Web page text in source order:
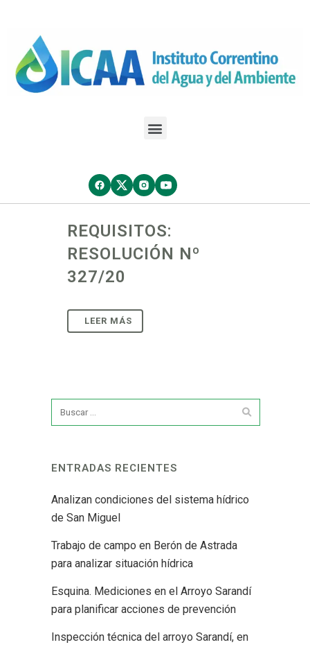
REQUISITOS:
RESOLUCIÓN Nº
327/20
ENTRADAS RECIENTES
Analizan condiciones del sistema hídrico
de San Miguel
Trabajo de campo en Berón de Astrada
para analizar situación hídrica
Esquina. Mediciones en el Arroyo Sarandí
para planificar acciones de prevención
Inspección técnica del arroyo Sarandí, en